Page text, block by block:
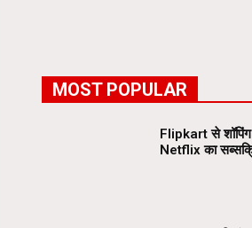
MOST POPULAR
Flipkart से शॉपिंग
Netflix का